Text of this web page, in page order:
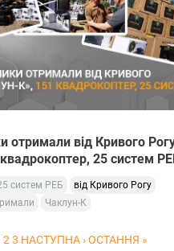
отримали від Кривого
25 систем
систем РЕБ
від Кривого Рогу
Чаклун-К
2 3 НАСТУПНА › ОСТАННЯ »